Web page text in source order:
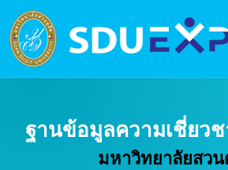
ฐานข้อมูลความเชี่ยว
มหาวิทยาลัยสว